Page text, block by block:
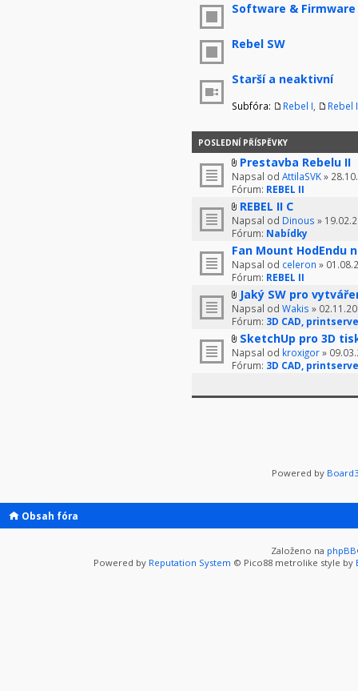
Software & Firmware
Rebel SW
Starší a neaktivní
Subfóra: Rebel I Rebel
POSLEDNÍ PŘÍSPĚVKY
Prestavba Rebelu II
Napsal od AttilaSVK»
Fórum: REBEL II
REBEL II C
Napsal od Dinous »
Fórum: Nabídky
Fan Mount HodEndu
Napsal od celeron »
Fórum: REBEL II
Jaký SW pro
Napsal od Wakis »
Fórum: 3D CAD,
SketchUp pro 3D
Napsal od kroxigor»
Fórum: 3D CAD,
Powered by
Obsah fóra
Založeno na phpBB
Powered by Reputation System © Pico88 metrolike style by